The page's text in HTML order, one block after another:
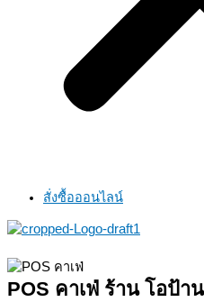
สั่งซื้อออนไลน์
POS คาเฟ่ ร้าน โอป้า